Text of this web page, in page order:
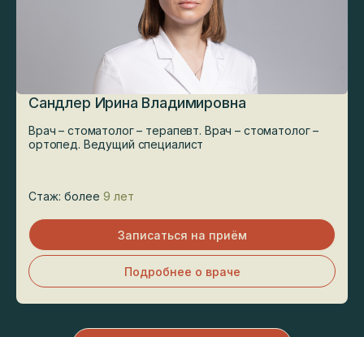
Сандлер Ирина Владимировна
Врач – стоматолог – терапевт. Врач – стоматолог –
ортопед. Ведущий специалист
Стаж: более 9 лет
Записаться на приём
Подробнее о враче